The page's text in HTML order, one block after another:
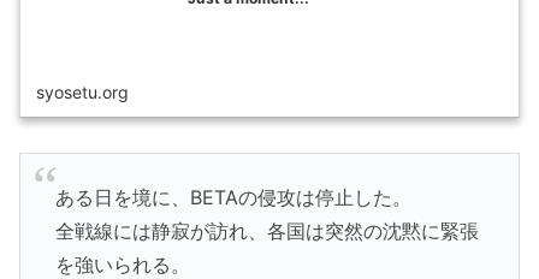
syosetu.org
ある日を境に、BETAの侵攻は停止した。
全戦線には静寂が訪れ、各国は突然の沈黙に緊張
を強いられる。